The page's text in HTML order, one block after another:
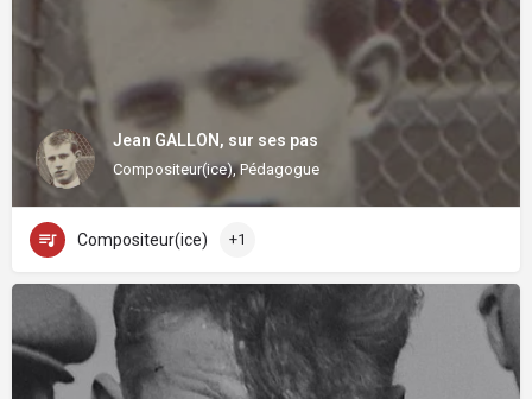
Jean GALLON, sur ses pas
Compositeur(ice), Pédagogue
Compositeur(ice) +1